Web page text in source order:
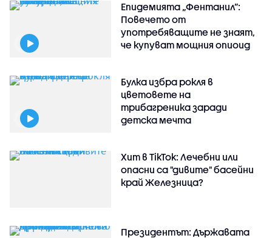
Епидемията „Фентанил”:
Повечето от
употребяващите не знаят,
че купуват мощния опиоид
Булка избра рокля в
цветовете на
трибагреника заради
детска мечта
Хит в TikTok: Лечебни или
опасни са "дивите" басейни
край Железница?
Президентът: Държавата